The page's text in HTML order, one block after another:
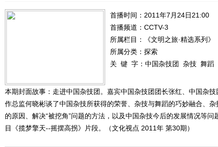
首播时间：2011年7月24日21:00
首播频道： CCTV-3
所属栏目：
《文明之旅·精选系列》
所属分类：探索
关 键 字： 中国杂技团 杂技 舞蹈
本期封面故事：走进中国杂技团。嘉宾中国杂技团团长张红、中国杂
作总监何晓彬谈了中国杂技所获得的荣誉、杂技与舞蹈的巧妙融合、
的原因、解决“被挖角”问题的方法，以及中国杂技今后的发展情况等
目《揽梦擎天--摇摆高拐》片段。（文化视点 2011年 第30期）